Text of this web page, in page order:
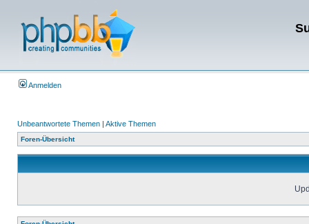
Anmelden
Unbeantwortete Themen | Aktive Themen
Foren-Übersicht